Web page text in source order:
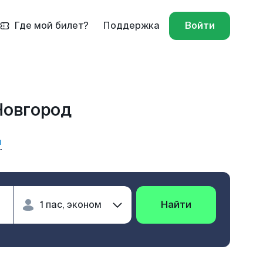
Где мой билет? Поддержка Войти
Найти